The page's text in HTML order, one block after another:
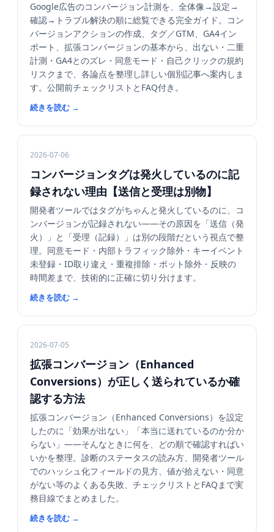
Google広告のコンバージョン計測を、全体像→設定→
確認→トラブル解決の順に総覧できる完全ガイド。コン
バージョンアクションの作成、タグ／GTM、GA4イン
ポート、拡張コンバージョンの基本から、出ない・二重
計測・GA4とのズレ・同意モード・自己クリックの規約
リスクまで、各論点を整理し詳しい個別記事へ案内しま
す。公開前チェックリストとFAQ付き。
続きを読む →
2026-07-06
コンバージョンタグは発火しているのに記
録されない理由【送信と受理は別物】
開発者ツールではタグがちゃんと発火しているのに、コ
ンバージョンが記録されない——その原因を「送信（発
火）」と「受理（記録）」は別の段階だという視点で整
理。同意モード・内部トラフィック除外・キーイベント
未登録・ID取り違え・重複排除・ボット除外・反映の
時間差まで、技術的に正確に切り分けます。
続きを読む →
2026-07-05
拡張コンバージョン（Enhanced
Conversions）が正しく送られているか確
認する方法
拡張コンバージョン（Enhanced Conversions）を設定
したのに「効果が出ない」「本当に送れているのか分か
らない」——そんなときに何を、どの順で確認すればい
いかを整理。診断のステータスの読み方、開発者ツール
でのハッシュ化フィールドの見方、値が拾えない・同意
がない等のよくある失敗、チェックリストとFAQまで実
務目線でまとめました。
続きを読む →